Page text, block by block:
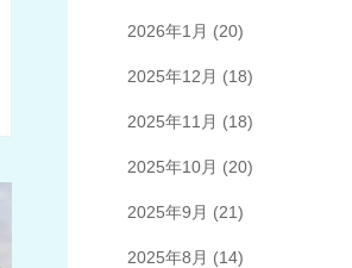
2026年1月 (20)
2025年12月 (18)
2025年11月 (18)
2025年10月 (20)
2025年9月 (21)
2025年8月 (14)